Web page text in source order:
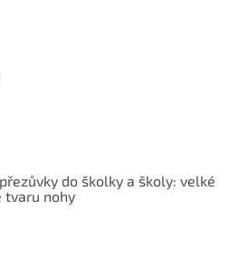
do školky a školy: velké
tvaru nohy